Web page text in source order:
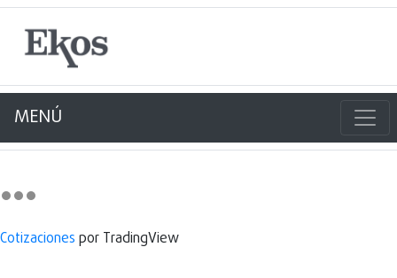
MENÚ
Cotizaciones por TradingView